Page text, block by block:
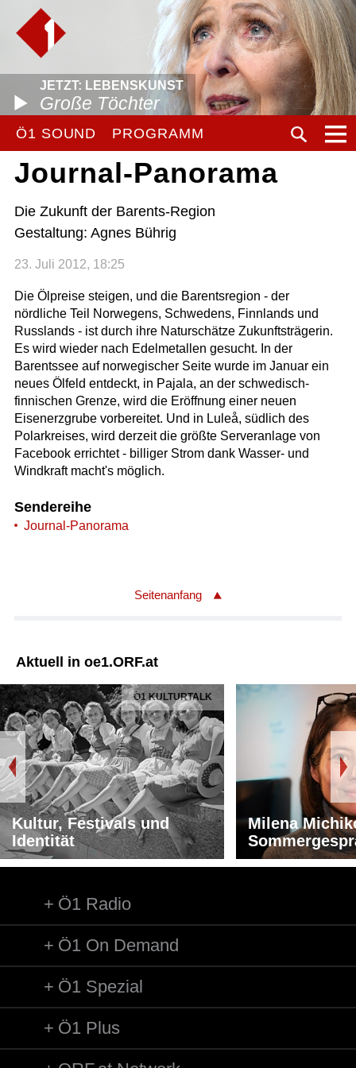
JETZT: LEBENSKUNST
Große Töchter
Ö1 SOUND PROGRAMM
Journal-Panorama
Die Zukunft der Barents-Region
Gestaltung: Agnes Bührig
23. Juli 2012, 18:25
Die Ölpreise steigen, und die Barentsregion - der
nördliche Teil Norwegens, Schwedens, Finnlands und
Russlands - ist durch ihre Naturschätze Zukunftsträgerin.
Es wird wieder nach Edelmetallen gesucht. In der
Barentssee auf norwegischer Seite wurde im Januar ein
neues Ölfeld entdeckt, in Pajala, an der schwedisch-
finnischen Grenze, wird die Eröffnung einer neuen
Eisenerzgrube vorbereitet. Und in Luleå, südlich des
Polarkreises, wird derzeit die größte Serveranlage von
Facebook errichtet - billiger Strom dank Wasser- und
Windkraft macht's möglich.
Sendereihe
Journal-Panorama
Seitenanfang
Aktuell in oe1.ORF.at
Ö1 KULTURTALK
Kultur, Festivals und
Identität
Milena
Ö1 Radio
Ö1 On Demand
Ö1 Spezial
Ö1 Plus